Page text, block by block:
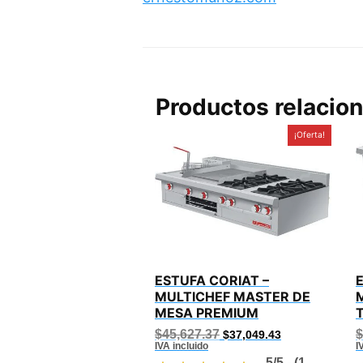
Productos
¡Oferta!
ESTUFA CORIAT –
MULTICHEF MASTER DE
MESA PREMIUM
$45,627.37 Original
price
$37,049.43
price
is:
IVA incluido
$